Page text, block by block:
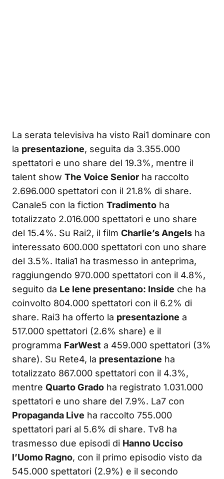
La serata televisiva ha visto Rai1 dominare con
la presentazione, seguita da 3.355.000
spettatori e uno share del 19.3%, mentre il
talent show The Voice Senior ha raccolto
2.696.000 spettatori con il 21.8% di share.
Canale5 con la fiction Tradimento ha
totalizzato 2.016.000 spettatori e uno share
del 15.4%. Su Rai2, il film Charlie’s Angels ha
interessato 600.000 spettatori con uno share
del 3.5%. Italia1 ha trasmesso in anteprima,
raggiungendo 970.000 spettatori con il 4.8%,
seguito da Le Iene presentano: Inside che ha
coinvolto 804.000 spettatori con il 6.2% di
share. Rai3 ha offerto la presentazione a
517.000 spettatori (2.6% share) e il
programma FarWest a 459.000 spettatori (3%
share). Su Rete4, la presentazione ha
totalizzato 867.000 spettatori con il 4.3%,
mentre Quarto Grado ha registrato 1.031.000
spettatori e uno share del 7.9%. La7 con
Propaganda Live ha raccolto 755.000
spettatori pari al 5.6% di share. Tv8 ha
trasmesso due episodi di Hanno Ucciso
l’Uomo Ragno, con il primo episodio visto da
545.000 spettatori (2.9%) e il secondo